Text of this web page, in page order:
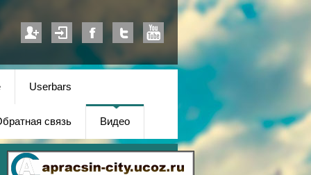
Userbars
связь Видео